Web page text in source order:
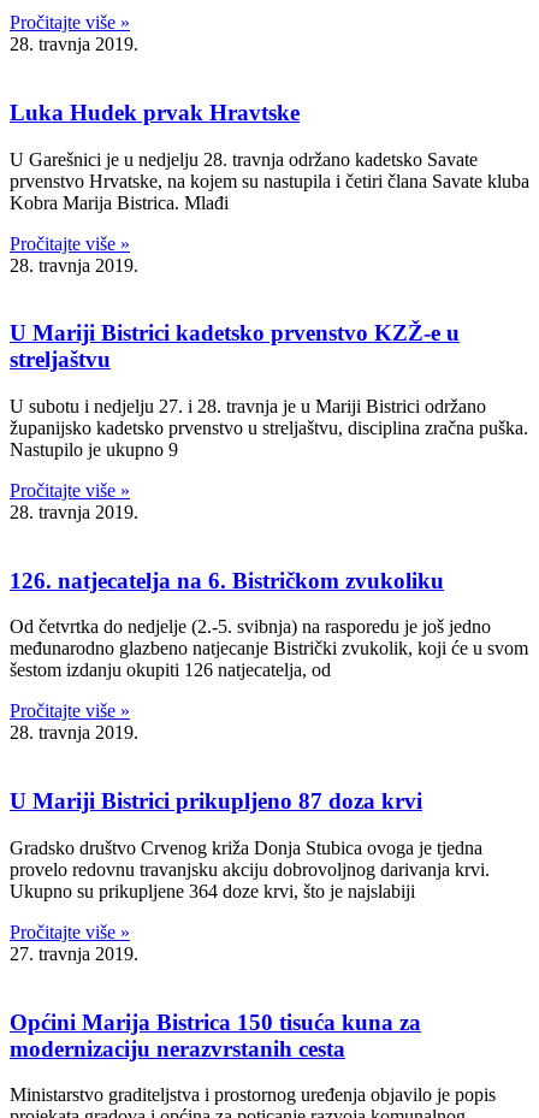
Pročitajte više »
28. travnja 2019.
Luka Hudek prvak Hravtske
U Garešnici je u nedjelju 28. travnja održano kadetsko Savate
prvenstvo Hrvatske, na kojem su nastupila i četiri člana Savate kluba
Kobra Marija Bistrica. Mlađi
Pročitajte više »
28. travnja 2019.
U Mariji Bistrici kadetsko prvenstvo KZŽ-e u
streljaštvu
U subotu i nedjelju 27. i 28. travnja je u Mariji Bistrici održano
županijsko kadetsko prvenstvo u streljaštvu, disciplina zračna puška.
Nastupilo je ukupno 9
Pročitajte više »
28. travnja 2019.
126. natjecatelja na 6. Bistričkom zvukoliku
Od četvrtka do nedjelje (2.-5. svibnja) na rasporedu je još jedno
međunarodno glazbeno natjecanje Bistrički zvukolik, koji će u svom
šestom izdanju okupiti 126 natjecatelja, od
Pročitajte više »
28. travnja 2019.
U Mariji Bistrici prikupljeno 87 doza krvi
Gradsko društvo Crvenog križa Donja Stubica ovoga je tjedna
provelo redovnu travanjsku akciju dobrovoljnog darivanja krvi.
Ukupno su prikupljene 364 doze krvi, što je najslabiji
Pročitajte više »
27. travnja 2019.
Općini Marija Bistrica 150 tisuća kuna za
modernizaciju nerazvrstanih cesta
Ministarstvo graditeljstva i prostornog uređenja objavilo je popis